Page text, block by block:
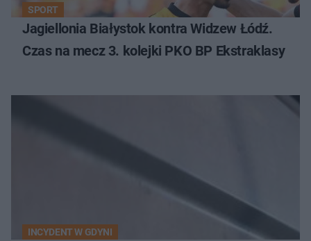
SPORT
Jagiellonia Białystok kontra Widzew Łódź.
Czas na mecz 3. kolejki PKO BP Ekstraklasy
INCYDENT W GDYNI